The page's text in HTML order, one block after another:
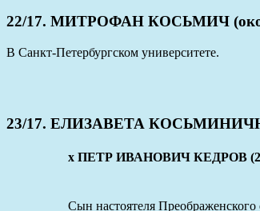
22/17. МИТРОФАН КОСЬМИЧ
В Санкт-Петербургском университете.
23/17. ЕЛИЗАВЕТА
x ПЕТР ИВАНОВИЧ КЕДРОВ (20
Сын настоятеля